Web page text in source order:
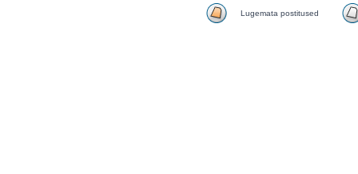
Lugemata postitused